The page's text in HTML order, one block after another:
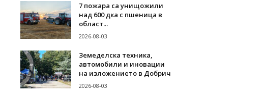
7 пожара са унищожили
над 600 дка с пшеница в
област...
2026-08-03
Земеделска техника,
автомобили и иновации
на изложението в Добрич
2026-08-03